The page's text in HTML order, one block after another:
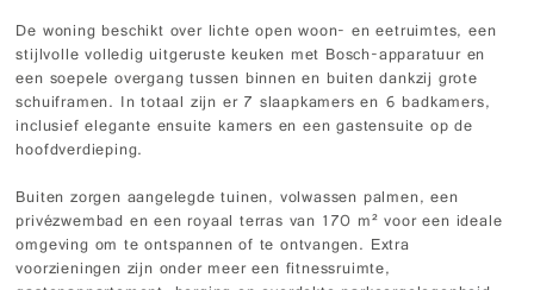
De woning beschikt over lichte open woon- en eetruimtes, een
stijlvolle volledig uitgeruste keuken met Bosch-apparatuur en
een soepele overgang tussen binnen en buiten dankzij grote
schuiframen. In totaal zijn er 7 slaapkamers en 6 badkamers,
inclusief elegante ensuite kamers en een gastensuite op de
hoofdverdieping.
Buiten zorgen aangelegde tuinen, volwassen palmen, een
privézwembad en een royaal terras van 170 m² voor een ideale
omgeving om te ontspannen of te ontvangen. Extra
voorzieningen zijn onder meer een fitnessruimte,